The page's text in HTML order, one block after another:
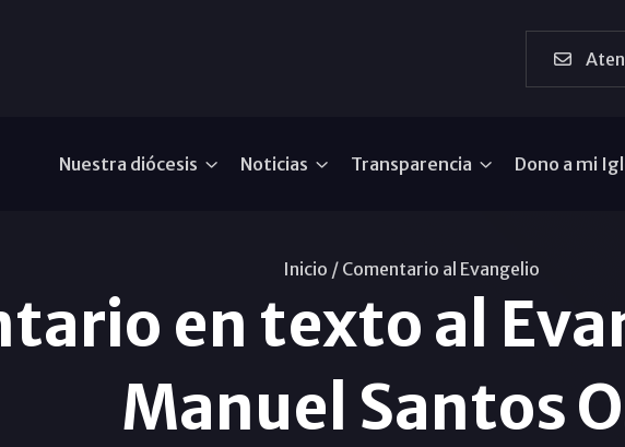
Nuestra diócesis Noticias Transparencia Dono a mi
Inicio / Comentario al Evangelio
en texto al
Manuel Santos